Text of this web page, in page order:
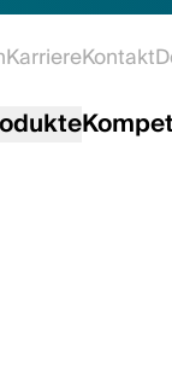
KarriereKontakt